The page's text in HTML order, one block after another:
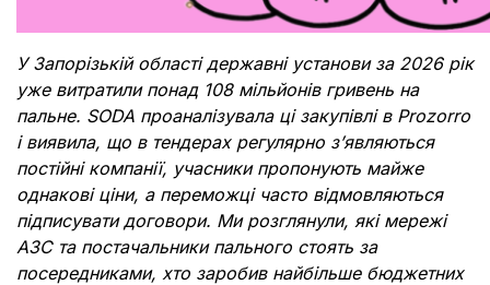
У Запорізькій області державні установи за 2026 рік
уже витратили понад 108 мільйонів гривень на
пальне. SODA проаналізувала ці закупівлі в Prozorro
і виявила, що в тендерах регулярно з’являються
постійні компанії, учасники пропонують майже
однакові ціни, а переможці часто відмовляються
підписувати договори. Ми розглянули, які мережі
АЗС та постачальники пального стоять за
посередниками, хто заробив найбільше бюджетних